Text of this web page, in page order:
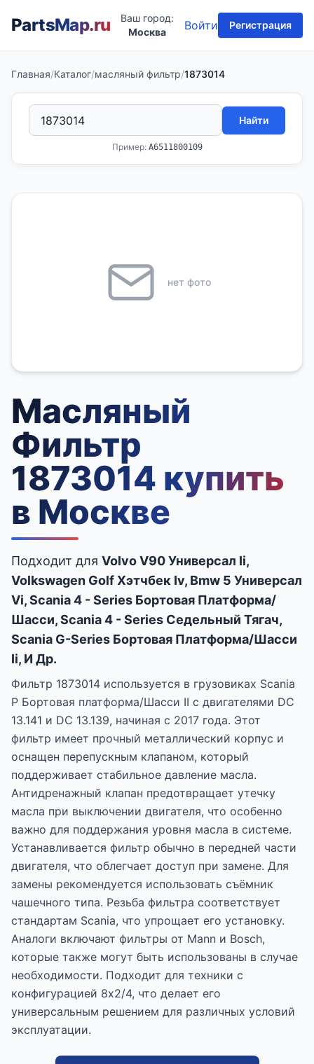
PartsMap.ru
Ваш город:
Москва
Войти Регистрация
Главная/Каталог/масляный фильтр/1873014
Найти
Пример: A6511800109
нет фото
Масляный
Фильтр
1873014 купить
в Москве
Подходит для Volvo V90 Универсал Ii,
Volkswagen Golf Хэтчбек Iv, Bmw 5 Универсал
Vi, Scania 4 - Series Бортовая Платформа/
Шасси, Scania 4 - Series Седельный Тягач,
Scania G-Series Бортовая Платформа/Шасси
Ii, И Др.
Фильтр 1873014 используется в грузовиках Scania
P Бортовая платформа/Шасси II с двигателями DC
13.141 и DC 13.139, начиная с 2017 года. Этот
фильтр имеет прочный металлический корпус и
оснащен перепускным клапаном, который
поддерживает стабильное давление масла.
Антидренажный клапан предотвращает утечку
масла при выключении двигателя, что особенно
важно для поддержания уровня масла в системе.
Устанавливается фильтр обычно в передней части
двигателя, что облегчает доступ при замене. Для
замены рекомендуется использовать съёмник
чашечного типа. Резьба фильтра соответствует
стандартам Scania, что упрощает его установку.
Аналоги включают фильтры от Mann и Bosch,
которые также могут быть использованы в случае
необходимости. Подходит для техники с
конфигурацией 8x2/4, что делает его
универсальным решением для различных условий
эксплуатации.